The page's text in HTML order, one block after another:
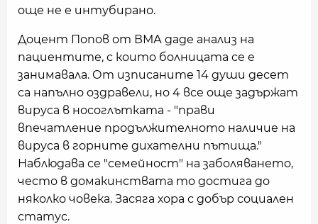
още не е интубирано.
Доцент Попов от ВМА даде анализ на
пациентите, с които болницата се е
занимавала. От изписаните 14 души десет
са напълно оздравели, но 4 все още задържат
вируса в носоглътката - "прави
впечатление продължителното наличие на
вируса в горните дихателни пътища."
Наблюдава се "семейност" на заболяването,
често в домакинствата то достига до
няколко човека. Засяга хора с добър социален
статус.